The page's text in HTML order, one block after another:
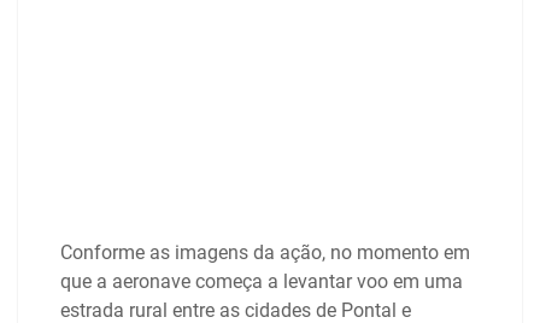
Conforme as imagens da ação, no momento em
que a aeronave começa a levantar voo em uma
estrada rural entre as cidades de Pontal e